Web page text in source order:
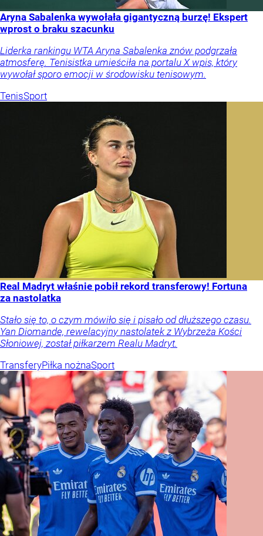
Aryna Sabalenka wywołała gigantyczną burzę! Ekspert
wprost o braku szacunku
Liderka rankingu WTA Aryna Sabalenka znów podgrzała
atmosferę. Tenisistka umieściła na portalu X wpis, który
wywołał sporo emocji w środowisku tenisowym.
TenisSport
Real Madryt właśnie pobił rekord transferowy! Fortuna
za nastolatka
Stało się to, o czym mówiło się i pisało od dłuższego czasu.
Yan Diomande, rewelacyjny nastolatek z Wybrzeża Kości
Słoniowej, został piłkarzem Realu Madryt.
TransferyPiłka nożnaSport